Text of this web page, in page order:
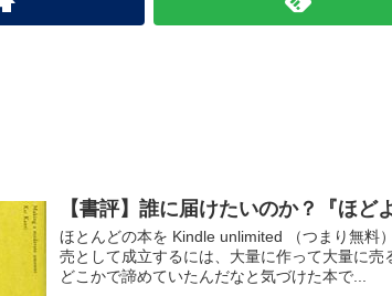
【書評】誰に届けたいのか？『ほど
ほとんどの本を Kindle unlimited （つまり無料
売として成立するには、大量に作って大量に売
どこかで諦めていたんだなと気づけた本で...